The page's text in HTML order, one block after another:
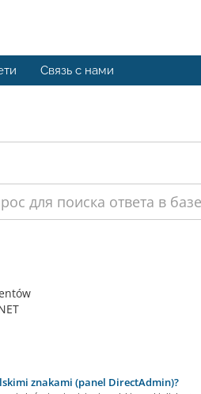
Связь с нами
znakami (panel DirectAdmin)?